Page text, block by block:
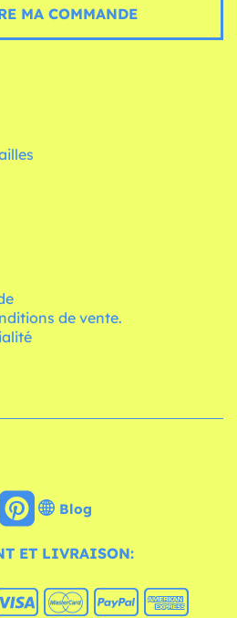
MA COMMANDE
de vente.
Blog
ET LIVRAISON: